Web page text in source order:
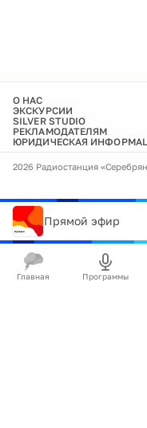
О НАС
ЭКСКУРСИИ
SILVER STUDIO
РЕКЛАМОДАТЕЛЯМ
ЮРИДИЧЕСКАЯ
2026 Радиостанция
Прямой эфир
Главная Программы